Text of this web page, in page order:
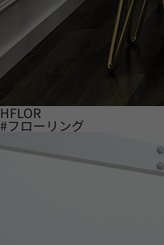
HFLOR
#フローリング